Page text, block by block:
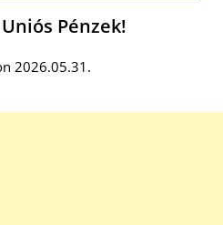
Pénzek!
2026.05.31.